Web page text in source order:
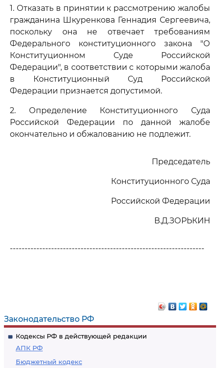
Законодательство РФ
Кодексы РФ в действующей редакции
АПК РФ
Бюджетный кодекс
1. Отказать в принятии к рассмотрению жалобы
гражданина Шкуренкова Геннадия Сергеевича,
поскольку она не отвечает требованиям
Федерального конституционного закона "О
Конституционном Суде Российской
Федерации", в соответствии с которыми жалоба
в Конституционный Суд Российской
Федерации признается допустимой.
2. Определение Конституционного Суда
Российской Федерации по данной жалобе
окончательно и обжалованию не подлежит.
Председатель
Конституционного Суда
Российской Федерации
В.Д.ЗОРЬКИН
------------------------------------------------------------------